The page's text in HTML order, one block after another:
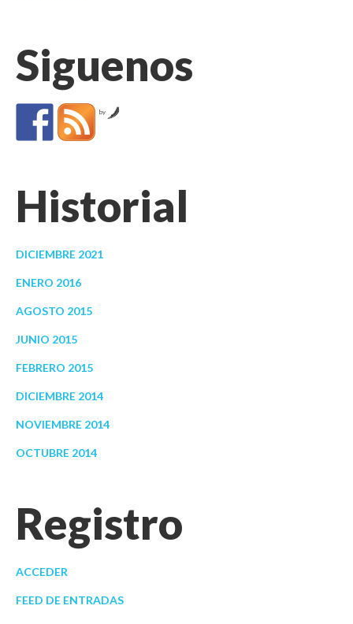
Siguenos
by
Historial
DICIEMBRE 2021
ENERO 2016
AGOSTO 2015
JUNIO 2015
FEBRERO 2015
DICIEMBRE 2014
NOVIEMBRE 2014
OCTUBRE 2014
Registro
ACCEDER
FEED DE ENTRADAS